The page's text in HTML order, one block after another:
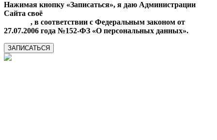
Нажимая кнопку «Записаться», я даю Администрации
Сайта своё
, в соответствии с Федеральным законом от
27.07.2006 года №152-ФЗ «О персональных данных».
ЗАПИСАТЬСЯ